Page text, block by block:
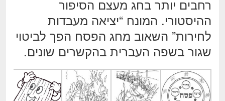
רחבים יותר בחג מעצם הסיפור
ההיסטורי. המונח “יציאה מעבדות
לחירות” השאוב מחג הפסח הפך לביטוי
שגור בשפה העברית בהקשרים שונים.